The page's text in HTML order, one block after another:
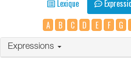
Lexique
A
B C D E F G
Expressions